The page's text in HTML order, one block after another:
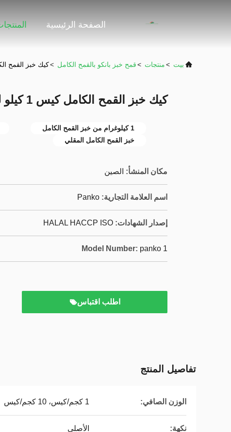
الصفحة الرئيسية
بيت >منتجات >قمح خبز بانكو بالقمح الكامل >كيك خبز القمح الكامل كيس 1 كيلو
كيك خبز القمح الكامل كيس 1 كيلو للوجبات اللذيذة المقلية
1 كيلوغرام من خبز القمح الكامل
خبز القمح الكامل المقلي
مكان المنشأ: الصين
اسم العلامة التجارية: Panko
إصدار الشهادات: HALAL HACCP ISO
Model Number: panko 1
اطلب اقتباس
تفاصيل المنتج
الوزن الصافي: 1 كجم/كيس، 10 كجم/كيس
نكهة: الأصلي